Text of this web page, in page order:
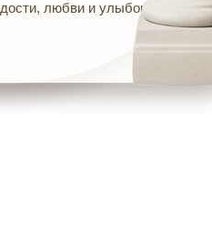
любви и улыбок